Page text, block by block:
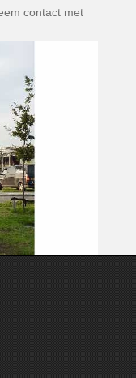
contact met